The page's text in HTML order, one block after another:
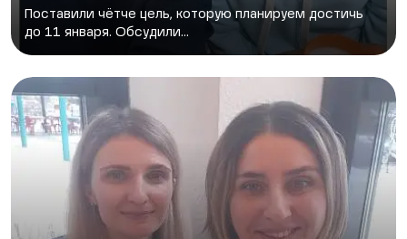
Поставили чётче цель, которую планируем достичь
до 11 января. Обсудили...